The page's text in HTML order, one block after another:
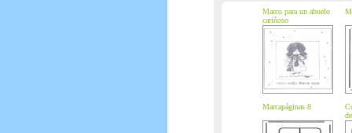
Marco para un abuelo
cariñoso
Marcapáginas 8